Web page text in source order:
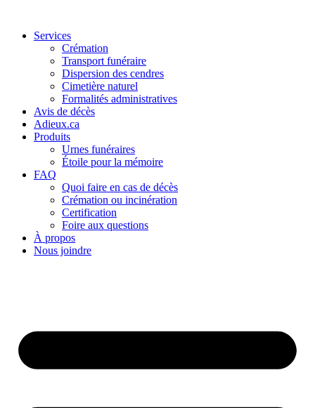
Services
Crémation
Transport funéraire
Dispersion des cendres
Cimetière naturel
Formalités administratives
Avis de décès
Adieux.ca
Produits
Urnes funéraires
Étoile pour la mémoire
FAQ
Quoi faire en cas de décès
Crémation ou incinération
Certification
Foire aux questions
À propos
Nous joindre